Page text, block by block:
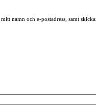
namn och e-postadress, samt